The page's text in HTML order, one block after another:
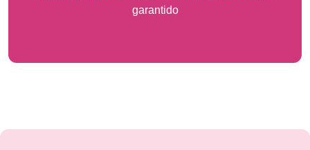
garantido